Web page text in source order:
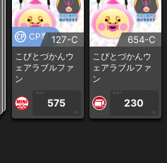
CP専用127-C
こびとづかんウ
ェアラブルファ
ン
1PLAY
575
CP
654-C
こびとづかんウ
ェアラブルファ
ン
1PLAY
230
CP